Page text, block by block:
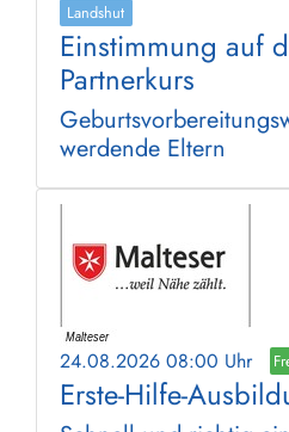
Landshut
Einstimmung auf
Partnerkurs
werdende Eltern
24.08.2026 08:00 Uhr
Erste-Hilfe-